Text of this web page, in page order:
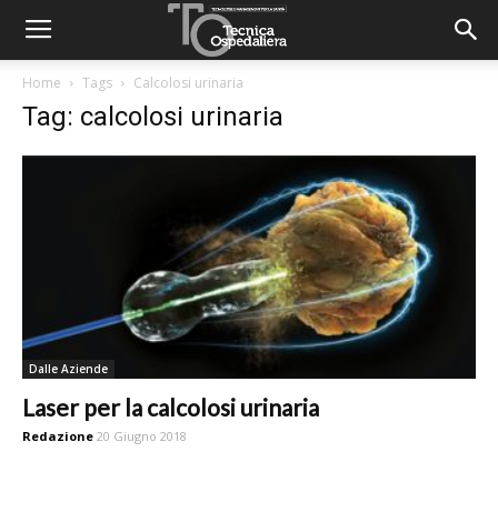
Home Tags Calcolosi urinaria
Tag: calcolosi urinaria
Dalle Aziende
Laser per la calcolosi urinaria
Redazione 20 Giugno 2018